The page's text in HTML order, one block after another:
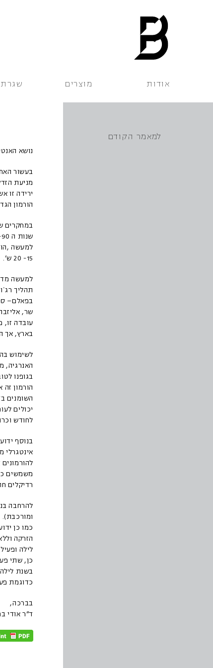
אודות מוצרים שגרת
למאמר הקודם
נושא
מניעת
הורמון הגדילה עומדת על כ 500-
למעשה
15- 20 ש’.
למעשה
תהליך
בפאלם–
שר,
עובדה זו,
בארץ, אך
לשימוש
האנרגיה,
בגופנו
הורמון
השומנים
לחודש
בנוסף
אינטגרלי
משמשים
רדיקלים
להרחבה
כמו כן
הזרקה
לילה
כן, שתי
בשנת
כדוגמת
בברכה,
ד”ר אודי